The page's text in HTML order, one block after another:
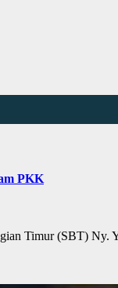
PKK
Timur (SBT) Ny.